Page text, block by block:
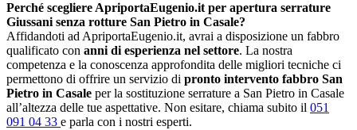
Perché scegliere ApriportaEugenio.it per apertura serrature
Giussani senza rotture San Pietro in Casale?
Affidandoti ad ApriportaEugenio.it, avrai a disposizione un fabbro
qualificato con anni di esperienza nel settore. La nostra
competenza e la conoscenza approfondita delle migliori tecniche ci
permettono di offrire un servizio di pronto intervento fabbro San
Pietro in Casale per la sostituzione serrature a San Pietro in Casale
all’altezza delle tue aspettative. Non esitare, chiama subito il 051
091 04 33 e parla con i nostri esperti.